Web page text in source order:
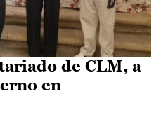
de CLM, a
en